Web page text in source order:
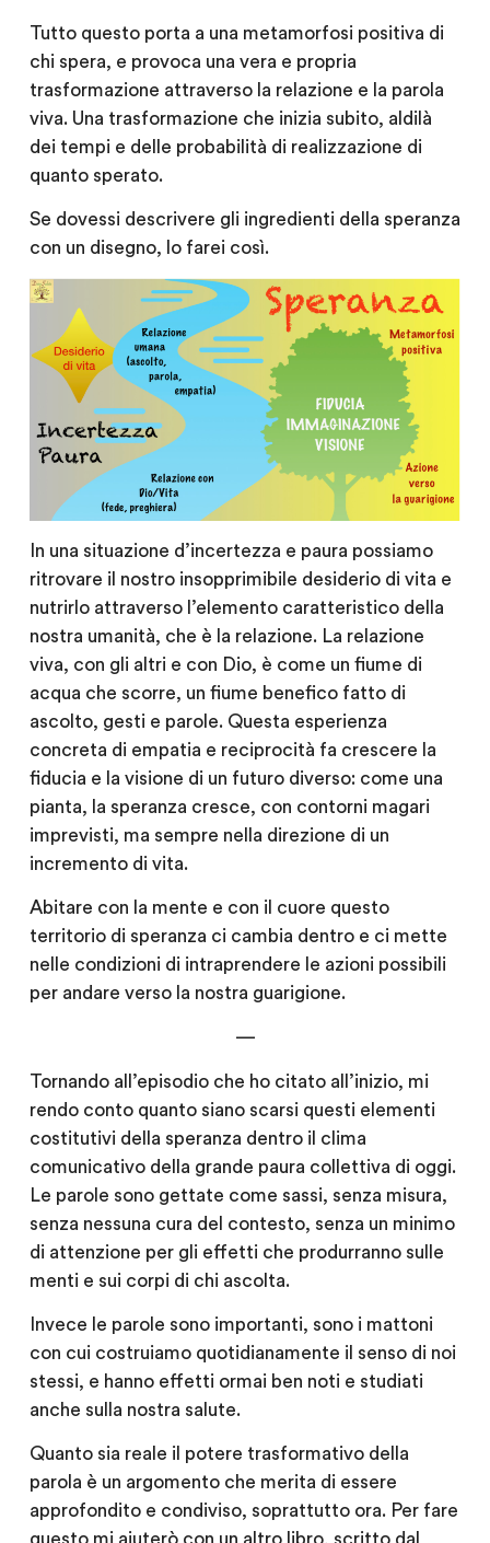
Tutto questo porta a una metamorfosi positiva di
chi spera, e provoca una vera e propria
trasformazione attraverso la relazione e la parola
viva. Una trasformazione che inizia subito, aldilà
dei tempi e delle probabilità di realizzazione di
quanto sperato.
Se dovessi descrivere gli ingredienti della speranza
con un disegno, lo farei così.
In una situazione d’incertezza e paura possiamo
ritrovare il nostro insopprimibile desiderio di vita e
nutrirlo attraverso l’elemento caratteristico della
nostra umanità, che è la relazione. La relazione
viva, con gli altri e con Dio, è come un fiume di
acqua che scorre, un fiume benefico fatto di
ascolto, gesti e parole. Questa esperienza
concreta di empatia e reciprocità fa crescere la
fiducia e la visione di un futuro diverso: come una
pianta, la speranza cresce, con contorni magari
imprevisti, ma sempre nella direzione di un
incremento di vita.
Abitare con la mente e con il cuore questo
territorio di speranza ci cambia dentro e ci mette
nelle condizioni di intraprendere le azioni possibili
per andare verso la nostra guarigione.
—
Tornando all’episodio che ho citato all’inizio, mi
rendo conto quanto siano scarsi questi elementi
costitutivi della speranza dentro il clima
comunicativo della grande paura collettiva di oggi.
Le parole sono gettate come sassi, senza misura,
senza nessuna cura del contesto, senza un minimo
di attenzione per gli effetti che produrranno sulle
menti e sui corpi di chi ascolta.
Invece le parole sono importanti, sono i mattoni
con cui costruiamo quotidianamente il senso di noi
stessi, e hanno effetti ormai ben noti e studiati
anche sulla nostra salute.
Quanto sia reale il potere trasformativo della
parola è un argomento che merita di essere
approfondito e condiviso, soprattutto ora. Per fare